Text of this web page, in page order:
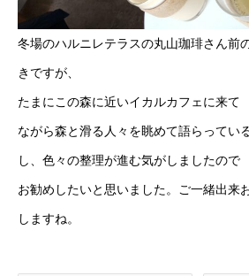
冬場のハルニレテラスの丸山珈琲さん前
きですが、
たまにこの森に近いイカルカフェに来
ながら森と滑る人々を眺めて語らって
し、色々の整理が進む気がしましたの
お勧めしたいと思いました。ご一緒出来
しますね。